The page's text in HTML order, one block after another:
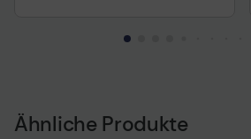
Ähnliche Produkte